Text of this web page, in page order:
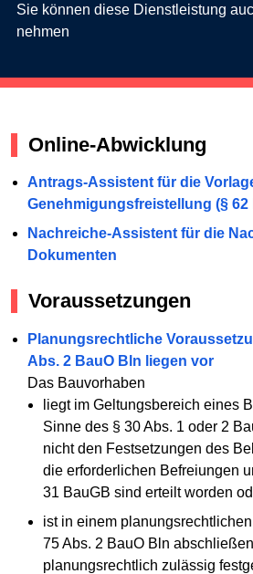
Sie können diese Dienstleistung
nehmen
Online-Abwicklung
Antrags-Assistent für die
Genehmigungsfreistellung (§ 62
Nachreiche-Assistent für die
Dokumenten
Voraussetzungen
Planungsrechtliche
Abs. 2 BauO Bln liegen vor
Das Bauvorhaben
liegt im Geltungsbereich eines
Sinne des § 30 Abs. 1 oder 2
nicht den Festsetzungen des
die erforderlichen Befreiungen
31 BauGB sind erteilt worden
ist in einem
75 Abs. 2 BauO Bln
planungsrechtlich zulässig